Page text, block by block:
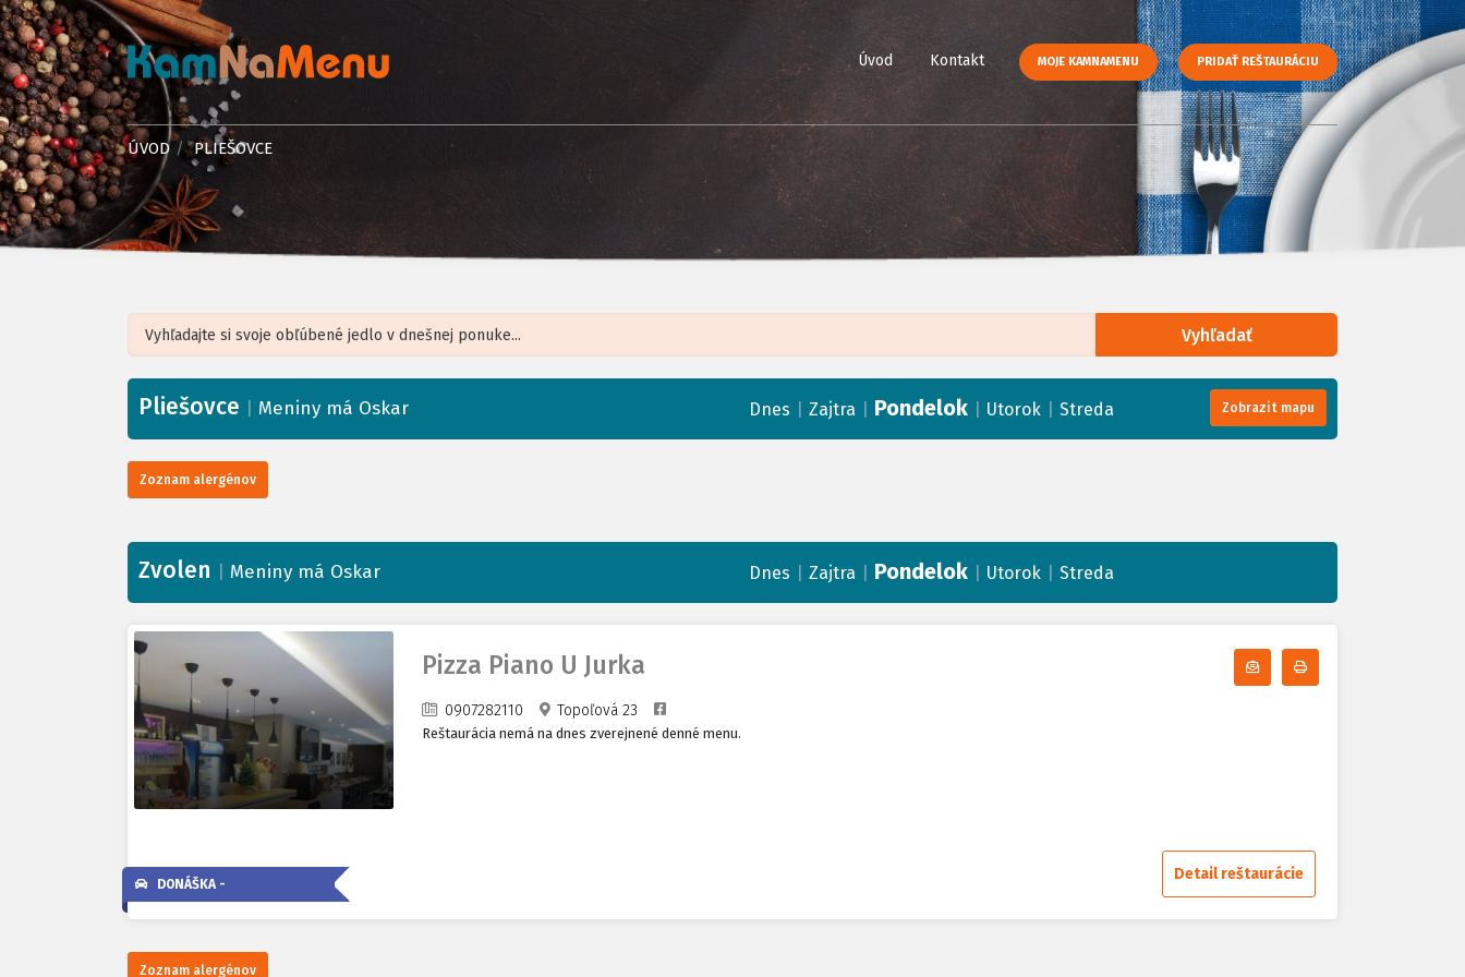
Úvod Kontakt MOJE KAMNAMENU PRIDAŤ REŠTAURÁCIU
ÚVOD PLIEŠOVCE
Vyhľadať
+
−
Pliešovce Meniny má Oskar Dnes Zajtra Pondelok Utorok Streda Zobrazit mapu
Zoznam alergénov
Zvolen Meniny má Oskar Dnes Zajtra Pondelok Utorok Streda
Pizza Piano U Jurka
0907282110 Topoľová 23
Odoberať denné menu
DONÁŠKA -
Reštaurácia nemá na dnes zverejnené denné menu.
Detail reštaurácie
Zoznam alergénov